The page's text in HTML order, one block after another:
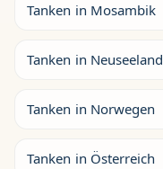
Tanken in Mosambik
Tanken in Neuseeland
Tanken in Norwegen
Tanken in Österreich